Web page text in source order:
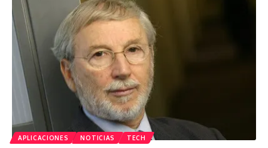
APLICACIONES NOTICIAS TECH